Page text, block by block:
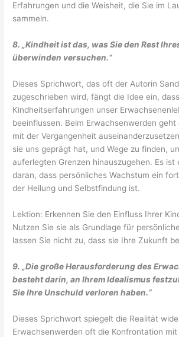
Erfahrungen und die Weisheit, die Sie im
sammeln.
8. „Kindheit ist das, was Sie den Rest
überwinden versuchen.“
Dieses Sprichwort, das oft der Autorin
zugeschrieben wird, fängt die Idee ein,
Kindheitserfahrungen unser
beeinflussen. Beim Erwachsenwerden
mit der Vergangenheit
sie uns geprägt hat, und Wege zu finden,
auferlegten Grenzen hinauszugehen. Es ist
daran, dass persönliches Wachstum ein
der Heilung und Selbstfindung ist.
Lektion: Erkennen Sie den Einfluss Ihrer
Nutzen Sie sie als Grundlage für
lassen Sie nicht zu, dass sie Ihre Zukunft
9. „Die große Herausforderung des
besteht darin, an Ihrem Idealismus
Sie Ihre Unschuld verloren haben.“
Dieses Sprichwort spiegelt die Realität
Erwachsenwerden oft die Konfrontation